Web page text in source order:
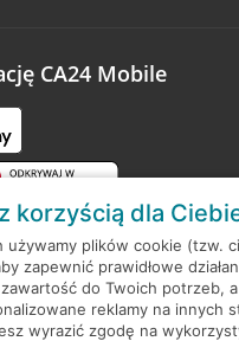
CA24 Mobile
korzyścią dla
używamy plików cookie (tzw.
zapewnić prawidłowe
do Twoich potrzeb,
reklamy na innych
wyrazić zgodę na